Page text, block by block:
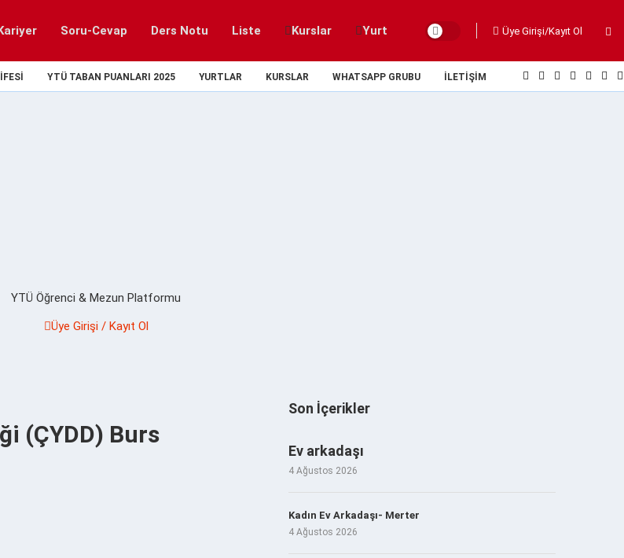
Soru-Cevap Ders Notu Liste Kurslar Yurt Üye Girişi/Kayıt Ol
YTÜ TABAN PUANLARI 2025 YURTLAR KURSLAR WHATSAPP GRUBU İLETIŞIM
YTÜ Öğrenci & Mezun Platformu
Üye Girişi / Kayıt Ol
(ÇYDD) Burs
Son İçerikler
Ev arkadaşı
4 Ağustos 2026
Kadın Ev Arkadaşı- Merter
4 Ağustos 2026